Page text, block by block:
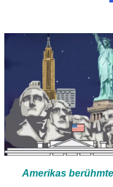
Amerikas